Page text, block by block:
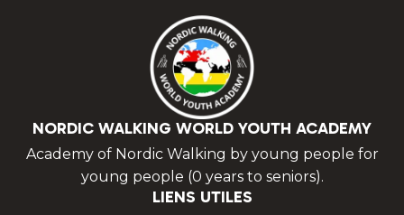
NORDIC WALKING WORLD YOUTH ACADEMY
Academy of Nordic Walking by young people for
young people (0 years to seniors).
LIENS UTILES